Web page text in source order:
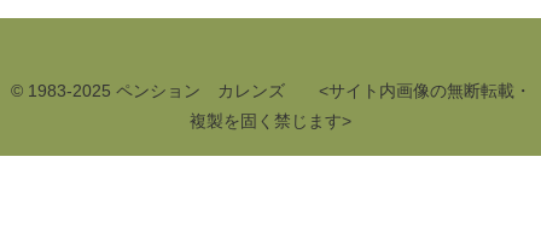
© 1983-2025 ペンション カレンズ <サイト内画像の無断転載・
複製を固く禁じます>